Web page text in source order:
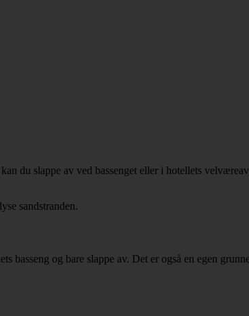
du slappe av ved bassenget eller i hotellets
sandstranden.
og bare slappe av. Det er også en egen